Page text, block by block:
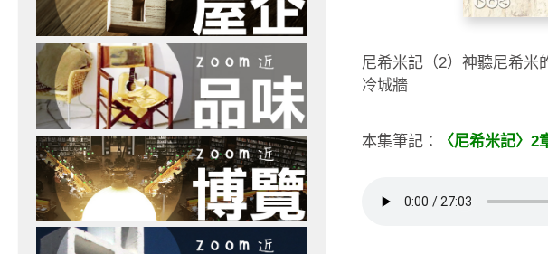
尼希米記（2）神聽尼希米
冷城牆
本集筆記： 〈尼希米記〉2